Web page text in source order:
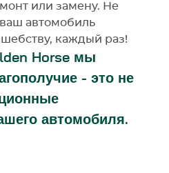
или замену. Не
автомобиль
каждый раз!
Horse мы
- это не
автомобиля.